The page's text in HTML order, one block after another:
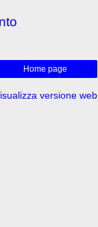
Home page
versione web